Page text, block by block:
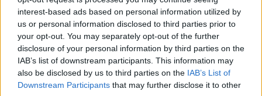
interest-based ads based on personal information utilized by
us or personal information disclosed to third parties prior to
your opt-out. You may separately opt-out of the further
disclosure of your personal information by third parties on the
IAB’s list of downstream participants. This information may
also be disclosed by us to third parties on the IAB’s List of
Downstream Participants that may further disclose it to other
ulteriormente valorizzato anche con l’ultimo
allestimento però ci sono ancora tanti
dettagli da migliorare per omaggiare questa
grande pittore romantico italiano. L’impegno
che mi sono presa è quello di coinvolgere il
prima possibile il settore Lavori pubblici per
svolgere un sopralluogo definitivo e per avere